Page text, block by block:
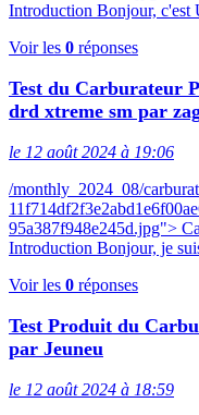
Introduction Bonjour, c'est
Voir les 0 réponses
Test du Carburateur
drd xtreme sm par
le 12 août 2024 à 19:06
/monthly_2024_08/
95a387f948e245d.jpg">
Introduction Bonjour, je
Voir les 0 réponses
Test Produit du
par Jeuneu
le 12 août 2024 à 18:59